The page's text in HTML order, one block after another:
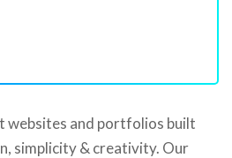
websites and portfolios built
simplicity & creativity. Our